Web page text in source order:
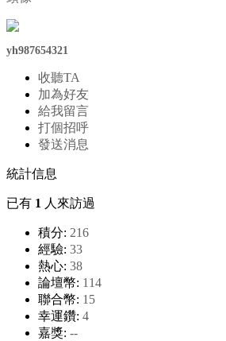
yh987654321
收聽TA
加為好友
給我留言
打個招呼
發送消息
統計信息
已有 1 人來訪過
積分: 216
經驗: 33
熱心: 38
論壇幣: 114
聯合幣: 15
幸運鑽: 4
嘉獎: --